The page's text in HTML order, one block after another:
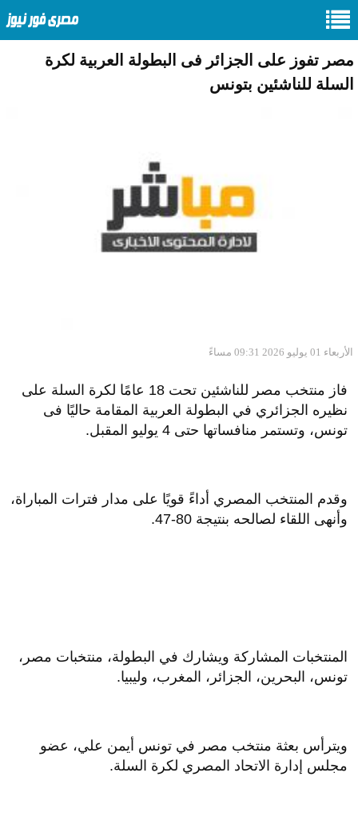
مصر تفوز على الجزائر فى البطولة العربية لكرة
السلة للناشئين بتونس
الأربعاء 01 يوليو 2026 09:31 مساءً
فاز منتخب مصر للناشئين تحت 18 عامًا لكرة السلة على
نظيره الجزائري في البطولة العربية المقامة حاليًا فى
تونس، وتستمر منافساتها حتى 4 يوليو المقبل.
وقدم المنتخب المصري أداءً قويًا على مدار فترات المباراة،
وأنهى اللقاء لصالحه بنتيجة 80-47.
المنتخبات المشاركة ويشارك في البطولة، منتخبات مصر،
تونس، البحرين، الجزائر، المغرب، وليبيا.
ويترأس بعثة منتخب مصر في تونس أيمن علي، عضو
مجلس إدارة الاتحاد المصري لكرة السلة.